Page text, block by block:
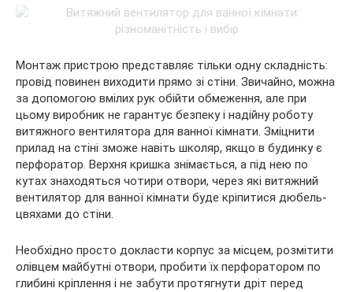
Монтаж пристрою представляє тільки одну складність:
провід повинен виходити прямо зі стіни. Звичайно, можна
за допомогою вмілих рук обійти обмеження, але при
цьому виробник не гарантує безпеку і надійну роботу
витяжного вентилятора для ванної кімнати. Зміцнити
прилад на стіні зможе навіть школяр, якщо в будинку є
перфоратор. Верхня кришка знімається, а під нею по
кутах знаходяться чотири отвори, через які витяжний
вентилятор для ванної кімнати буде кріпитися дюбель-
цвяхами до стіни.
Необхідно просто докласти корпус за місцем, розмітити
олівцем майбутні отвори, пробити їх перфоратором по
глибині кріплення і не забути протягнути дріт перед